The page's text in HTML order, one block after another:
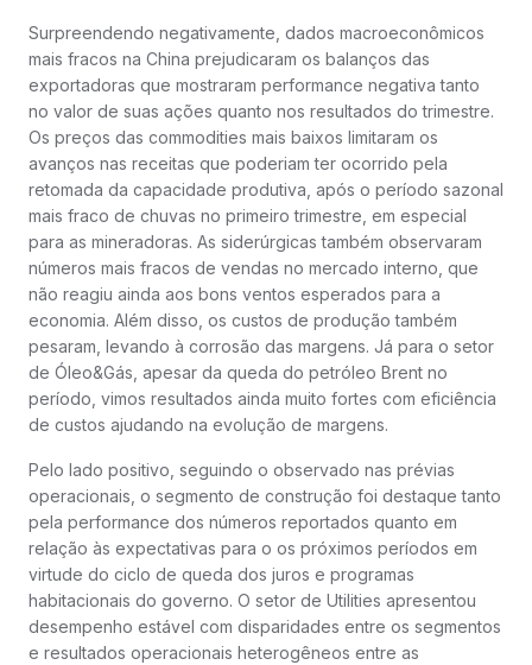
Surpreendendo negativamente, dados macroeconômicos
mais fracos na China prejudicaram os balanços das
exportadoras que mostraram performance negativa tanto
no valor de suas ações quanto nos resultados do trimestre.
Os preços das commodities mais baixos limitaram os
avanços nas receitas que poderiam ter ocorrido pela
retomada da capacidade produtiva, após o período sazonal
mais fraco de chuvas no primeiro trimestre, em especial
para as mineradoras. As siderúrgicas também observaram
números mais fracos de vendas no mercado interno, que
não reagiu ainda aos bons ventos esperados para a
economia. Além disso, os custos de produção também
pesaram, levando à corrosão das margens. Já para o setor
de Óleo&Gás, apesar da queda do petróleo Brent no
período, vimos resultados ainda muito fortes com eficiência
de custos ajudando na evolução de margens.
Pelo lado positivo, seguindo o observado nas prévias
operacionais, o segmento de construção foi destaque tanto
pela performance dos números reportados quanto em
relação às expectativas para o os próximos períodos em
virtude do ciclo de queda dos juros e programas
habitacionais do governo. O setor de Utilities apresentou
desempenho estável com disparidades entre os segmentos
e resultados operacionais heterogêneos entre as